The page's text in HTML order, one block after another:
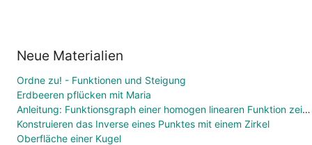
Neue Materialien
Ordne zu! - Funktionen und Steigung
Erdbeeren pflücken mit Maria
Anleitung: Funktionsgraph einer homogen linearen Funktion zeichnen
Konstruieren das Inverse eines Punktes mit einem Zirkel
Oberfläche einer Kugel